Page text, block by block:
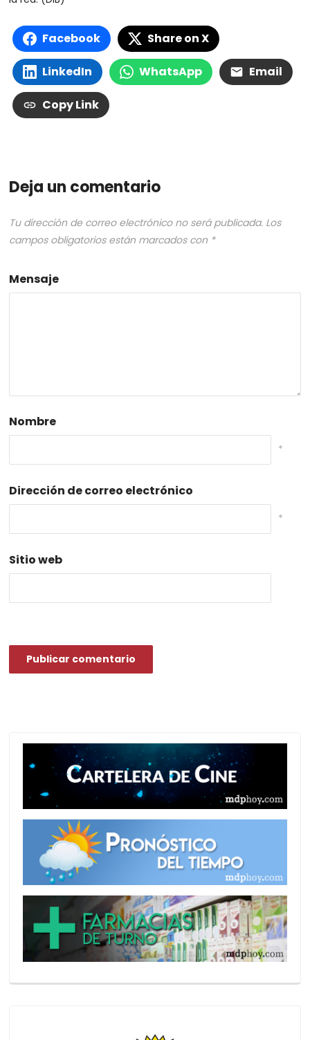
Facebook Share on X
LinkedIn WhatsApp Email
Copy Link
Deja un comentario
Tu dirección de correo electrónico no será publicada. Los
campos obligatorios están marcados con *
Mensaje
Nombre
*
Dirección de correo electrónico
*
Sitio web